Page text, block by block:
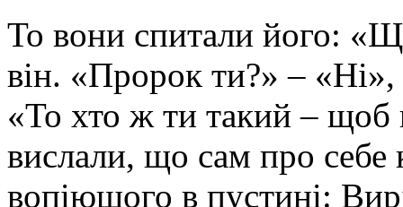
То вони спитали його:
він. «Пророк ти?» – «Ні»,
«То хто ж ти такий – щоб
вислали, що сам про
вопіющого в пустині: